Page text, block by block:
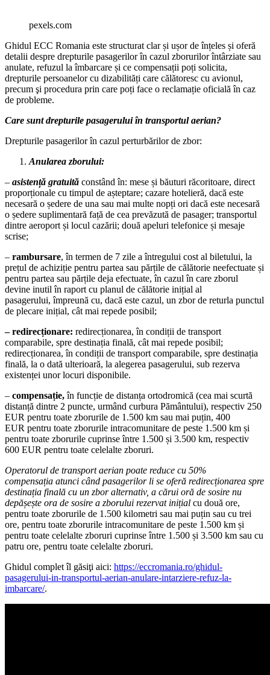
pexels.com
Ghidul ECC Romania este structurat clar și ușor de înțeles și oferă
detalii despre drepturile pasagerilor în cazul zborurilor întârziate sau
anulate, refuzul la îmbarcare și ce compensații poți solicita,
drepturile persoanelor cu dizabilități care călătoresc cu avionul,
precum şi procedura prin care poți face o reclamație oficială în caz
de probleme.
Care sunt drepturile pasagerului în transportul aerian?
Drepturile pasagerilor în cazul perturbărilor de zbor:
Anularea zborului:
– asistență gratuită constând în: mese și băuturi răcoritoare, direct
proporționale cu timpul de așteptare; cazare hotelieră, dacă este
necesară o ședere de una sau mai multe nopți ori dacă este necesară
o ședere suplimentară față de cea prevăzută de pasager; transportul
dintre aeroport și locul cazării; două apeluri telefonice și mesaje
scrise;
– rambursare, în termen de 7 zile a întregului cost al biletului, la
prețul de achiziție pentru partea sau părțile de călătorie neefectuate și
pentru partea sau părțile deja efectuate, în cazul în care zborul
devine inutil în raport cu planul de călătorie inițial al
pasagerului, împreună cu, dacă este cazul, un zbor de returla punctul
de plecare inițial, cât mai repede posibil;
– redirecționare: redirecționarea, în condiții de transport
comparabile, spre destinația finală, cât mai repede posibil;
redirecționarea, în condiții de transport comparabile, spre destinația
finală, la o dată ulterioară, la alegerea pasagerului, sub rezerva
existenței unor locuri disponibile.
– compensație,în funcție de distanța ortodromică (cea mai scurtă
distanță dintre 2 puncte, urmând curbura Pământului), respectiv 250
EUR pentru toate zborurile de 1.500 km sau mai puțin, 400
EUR pentru toate zborurile intracomunitare de peste 1.500 km și
pentru toate zborurile cuprinse între 1.500 și 3.500 km, respectiv
600 EUR pentru toate celelalte zboruri.
Operatorul de transport aerian poate reduce cu 50%
compensația atunci când pasagerilor li se oferă redirecționarea spre
destinația finală cu un zbor alternativ, a cărui oră de sosire nu
depășește ora de sosire a zborului rezervat inițial cu două ore,
pentru toate zborurile de 1.500 kilometri sau mai puțin sau cu trei
ore, pentru toate zborurile intracomunitare de peste 1.500 km și
pentru toate celelalte zboruri cuprinse între 1.500 și 3.500 km sau cu
patru ore, pentru toate celelalte zboruri.
Ghidul complet îl găsiţi aici: https://eccromania.ro/ghidul-
pasagerului-in-transportul-aerian-anulare-intarziere-refuz-la-
imbarcare/.